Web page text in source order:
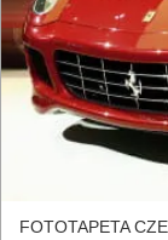
FOTOTAPETA